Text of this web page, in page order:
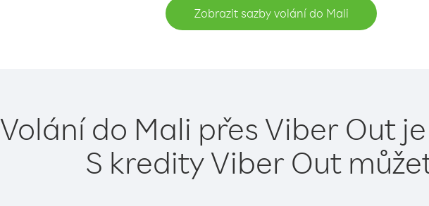
Zobrazit sazby volání do Mali
Volání do Mali přes Viber Out
S kredity Viber Out